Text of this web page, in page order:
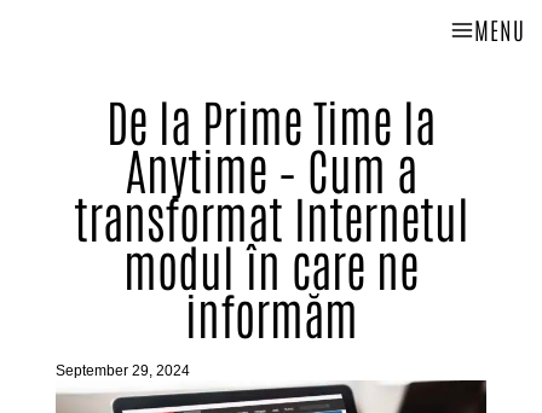
MENU
De la Prime Time la
Anytime – Cum a
transformat Internetul
modul în care ne
informăm
September 29, 2024